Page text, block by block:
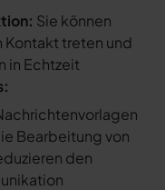
Sie können
treten und
in Echtzeit
Bearbeitung von
den